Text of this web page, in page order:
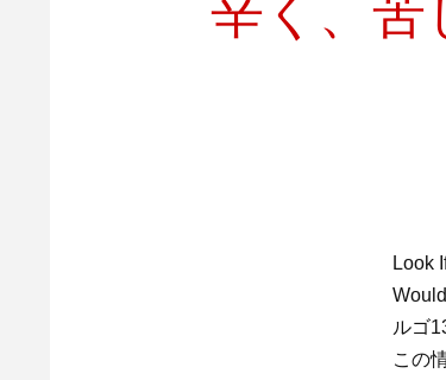
辛く、苦
Look
ルゴ
この